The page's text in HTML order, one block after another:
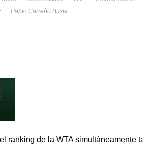
Pablo Carreño Busta
ranking de la WTA simultáneamente